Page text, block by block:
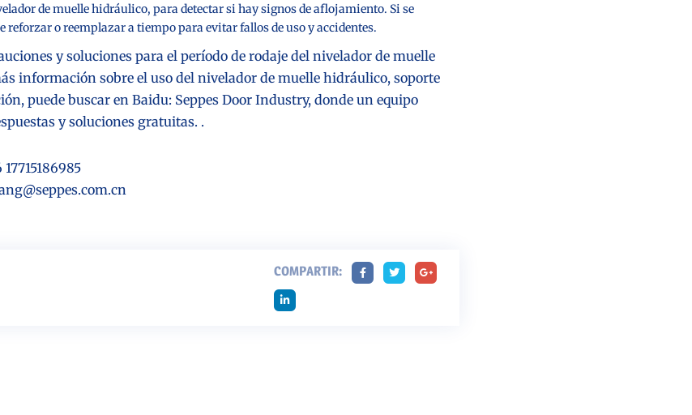
de muelle hidráulico, para detectar si hay signos de aflojamiento. Si se
reforzar o reemplazar a tiempo para evitar fallos de uso y accidentes.
y soluciones para el período de rodaje del nivelador de muelle
información sobre el uso del nivelador de muelle hidráulico, soporte
puede buscar en Baidu: Seppes Door Industry, donde un equipo
y soluciones gratuitas. .
COMPARTIR: